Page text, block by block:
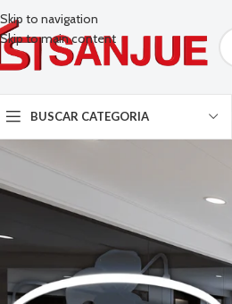
Skip to navigation
Skip to main content
BUSCAR CATEGORIA